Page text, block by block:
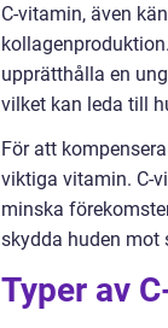
C-vitamin, även
upprätthålla en
vilket kan leda till
För att
viktiga vitamin. C-
minska
skydda huden mot
Typer av